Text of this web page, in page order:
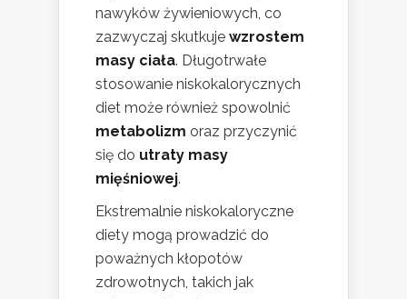
nawyków żywieniowych, co
zazwyczaj skutkuje wzrostem
masy ciała. Długotrwałe
stosowanie niskokalorycznych
diet może również spowolnić
metabolizm oraz przyczynić
się do utraty masy
mięśniowej.
Ekstremalnie niskokaloryczne
diety mogą prowadzić do
poważnych kłopotów
zdrowotnych, takich jak